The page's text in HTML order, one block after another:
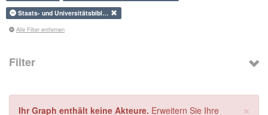
Staats- und Universitätsbibl…
Alle Filter entfernen
Filter
×
Ihr Graph enthält keine Akteure. Erweitern Sie Ihre